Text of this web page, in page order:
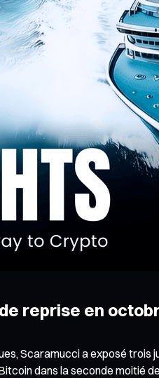
reprise en
Scaramucci a exposé trois
dans la seconde moitié